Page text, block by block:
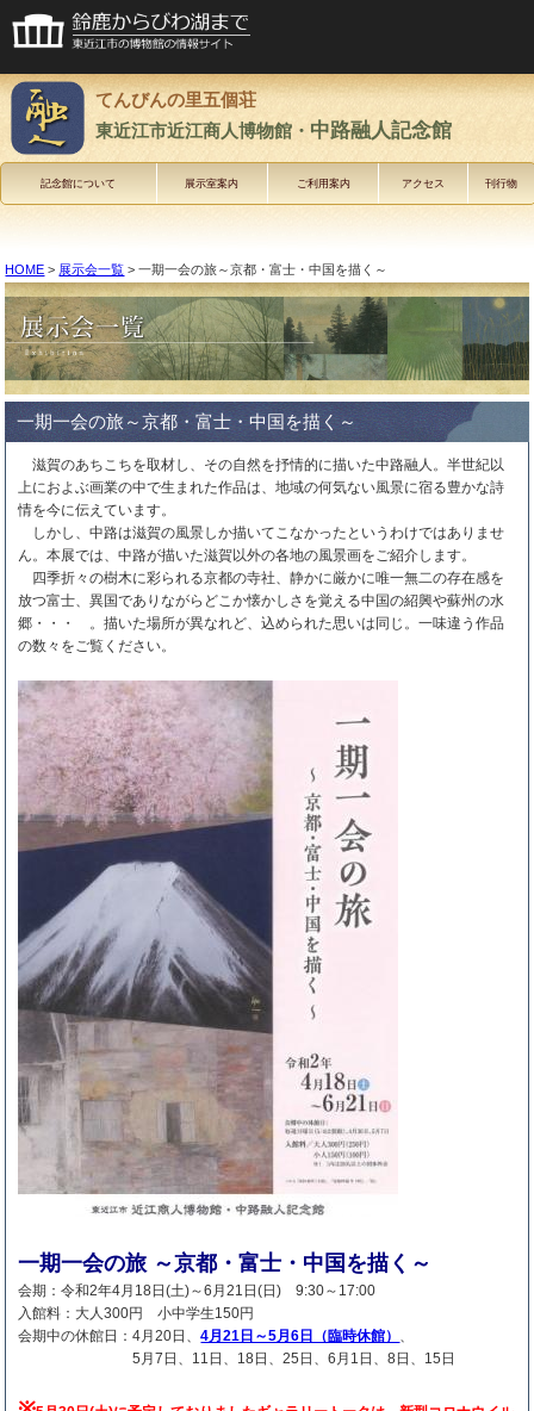
てんびんの里五個荘
東近江市近江商人博物館・ 中路融人記念館
記念館について 展示室案内 ご利用案内 アクセス 刊行物
HOME > 展示会一覧 > 一期一会の旅～京都・富士・中国を描く～
一期一会の旅～京都・富士・中国を描く～
滋賀のあちこちを取材し、その自然を抒情的に描いた中路融人。半世紀以
上におよぶ画業の中で生まれた作品は、地域の何気ない風景に宿る豊かな詩
情を今に伝えています。
しかし、中路は滋賀の風景しか描いてこなかったというわけではありませ
ん。本展では、中路が描いた滋賀以外の各地の風景画をご紹介します。
四季折々の樹木に彩られる京都の寺社、静かに厳かに唯一無二の存在感を
放つ富士、異国でありながらどこか懐かしさを覚える中国の紹興や蘇州の水
郷・・・ 。描いた場所が異なれど、込められた思いは同じ。一味違う作品
の数々をご覧ください。
一期一会の旅 ～京都・富士・中国を描く～
会期：令和2年4月18日(土)～6月21日(日) 9:30～17:00
入館料：大人300円 小中学生150円
会期中の休館日：4月20日、4月21日～5月6日（臨時休館）
5月7日、11日、18日、25日、6月1日、8日、15日